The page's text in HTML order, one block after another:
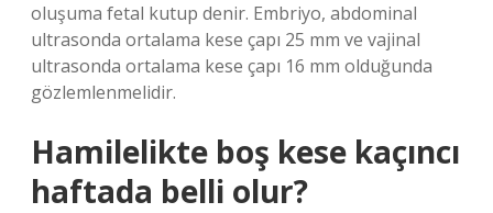
oluşuma fetal kutup denir. Embriyo, abdominal
ultrasonda ortalama kese çapı 25 mm ve vajinal
ultrasonda ortalama kese çapı 16 mm olduğunda
gözlemlenmelidir.
Hamilelikte boş kese kaçıncı
haftada belli olur?